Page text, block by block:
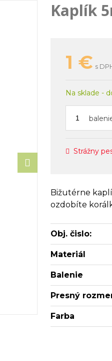
Kaplík
1 € s
Na sklade -
Strážny
Bižutérne
ozdobíte
Obj. čislo:
Materiál
Balenie
Presný
Farba